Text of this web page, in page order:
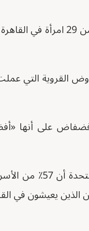
فاطمة هي أقدم عضو في «اللمَّة
على أنها
في خضم النزاعات
يعيشون في